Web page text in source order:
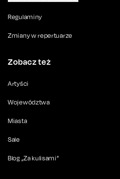
Regulaminy
Zmiany w repertuarze
Zobacz też
Artyści
Województwa
Miasta
Sale
Blog „Za kulisami”